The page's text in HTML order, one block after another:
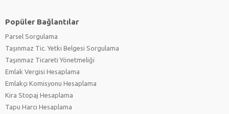
Popüler Bağlantılar
Parsel Sorgulama
Taşınmaz Tic. Yetki Belgesi Sorgulama
Taşınmaz Ticareti Yönetmeliği
Emlak Vergisi Hesaplama
Emlakçı Komisyonu Hesaplama
Kira Stopaj Hesaplama
Tapu Harcı Hesaplama